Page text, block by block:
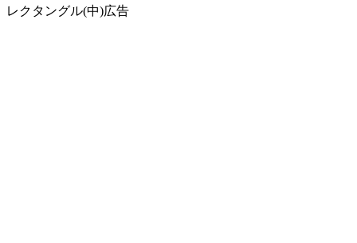
レクタングル(中)広告